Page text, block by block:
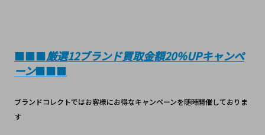
■■■厳選12ブランド買取金額20％UPキャンペ
ーン■■■
ブランドコレクトではお客様にお得なキャンペーンを随時開催しておりま
す